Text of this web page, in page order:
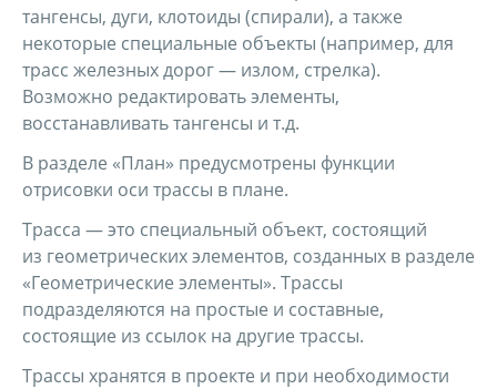
тангенсы, дуги, клотоиды (спирали), а также
некоторые специальные объекты (например, для
трасс железных дорог — излом, стрелка).
Возможно редактировать элементы,
восстанавливать тангенсы и т.д.
В разделе «План» предусмотрены функции
отрисовки оси трассы в плане.
Трасса — это специальный объект, состоящий
из геометрических элементов, созданных в разделе
«Геометрические элементы». Трассы
подразделяются на простые и составные,
состоящие из ссылок на другие трассы.
Трассы хранятся в проекте и при необходимости